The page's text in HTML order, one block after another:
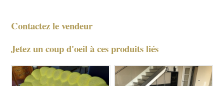
Contactez le vendeur
Jetez un coup d'oeil à ces produits liés